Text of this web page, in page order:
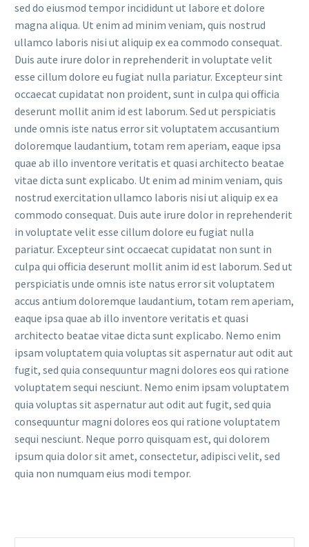
sed do eiusmod tempor incididunt ut labore et dolore
magna aliqua. Ut enim ad minim veniam, quis nostrud
ullamco laboris nisi ut aliquip ex ea commodo consequat.
Duis aute irure dolor in reprehenderit in voluptate velit
esse cillum dolore eu fugiat nulla pariatur. Excepteur sint
occaecat cupidatat non proident, sunt in culpa qui officia
deserunt mollit anim id est laborum. Sed ut perspiciatis
unde omnis iste natus error sit voluptatem accusantium
doloremque laudantium, totam rem aperiam, eaque ipsa
quae ab illo inventore veritatis et quasi architecto beatae
vitae dicta sunt explicabo. Ut enim ad minim veniam, quis
nostrud exercitation ullamco laboris nisi ut aliquip ex ea
commodo consequat. Duis aute irure dolor in reprehenderit
in voluptate velit esse cillum dolore eu fugiat nulla
pariatur. Excepteur sint occaecat cupidatat non sunt in
culpa qui officia deserunt mollit anim id est laborum. Sed ut
perspiciatis unde omnis iste natus error sit voluptatem
accus antium doloremque laudantium, totam rem aperiam,
eaque ipsa quae ab illo inventore veritatis et quasi
architecto beatae vitae dicta sunt explicabo. Nemo enim
ipsam voluptatem quia voluptas sit aspernatur aut odit aut
fugit, sed quia consequuntur magni dolores eos qui ratione
voluptatem sequi nesciunt. Nemo enim ipsam voluptatem
quia voluptas sit aspernatur aut odit aut fugit, sed quia
consequuntur magni dolores eos qui ratione voluptatem
sequi nesciunt. Neque porro quisquam est, qui dolorem
ipsum quia dolor sit amet, consectetur, adipisci velit, sed
quia non numquam eius modi tempor.